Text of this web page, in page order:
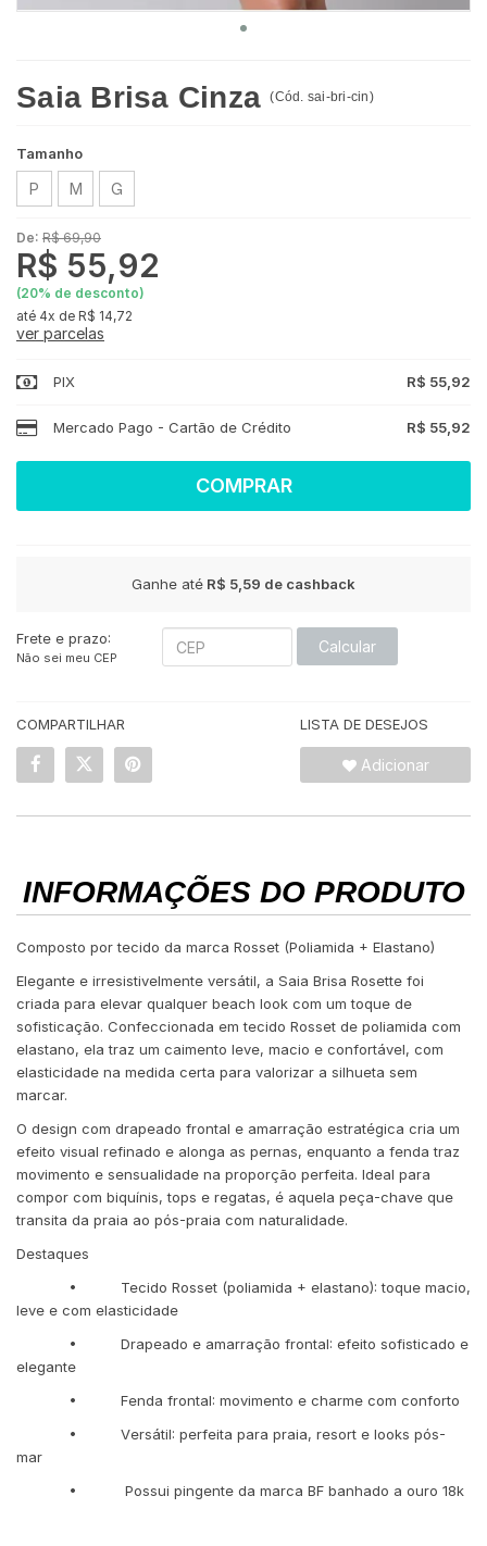
Saia Brisa Cinza(Cód. sai-bri-cin)
Tamanho
P M G
De: R$ 69,90
R$ 55,92
(20% de desconto)
4x de R$ 14,72
ver parcelas
PIX R$ 55,92
Mercado Pago - Cartão de Crédito R$ 55,92
COMPRAR
Ganhe até R$ 5,59 de cashback
Frete e prazo:
Não sei meu CEP
Calcular
COMPARTILHAR LISTA DE DESEJOS
Adicionar
INFORMAÇÕES DO PRODUTO
Composto por tecido da marca Rosset (Poliamida + Elastano)
Elegante e irresistivelmente versátil, a Saia Brisa Rosette foi
criada para elevar qualquer beach look com um toque de
sofisticação. Confeccionada em tecido Rosset de poliamida com
elastano, ela traz um caimento leve, macio e confortável, com
elasticidade na medida certa para valorizar a silhueta sem
marcar.
O design com drapeado frontal e amarração estratégica cria um
efeito visual refinado e alonga as pernas, enquanto a fenda traz
movimento e sensualidade na proporção perfeita. Ideal para
compor com biquínis, tops e regatas, é aquela peça-chave que
transita da praia ao pós-praia com naturalidade.
Destaques
• Tecido Rosset (poliamida + elastano): toque macio,
leve e com elasticidade
• Drapeado e amarração frontal: efeito sofisticado e
elegante
• Fenda frontal: movimento e charme com conforto
• Versátil: perfeita para praia, resort e looks pós-
mar
• Possui pingente da marca BF banhado a ouro 18k